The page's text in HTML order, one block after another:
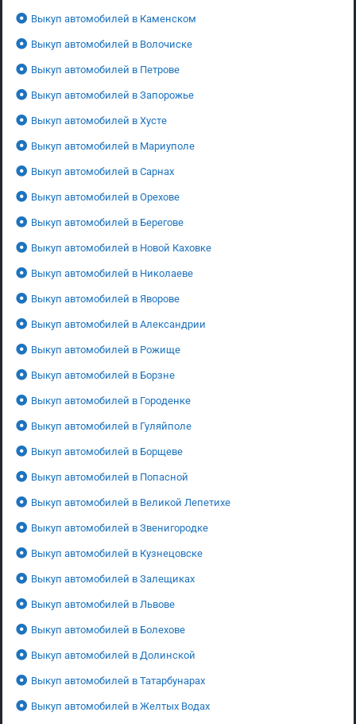
Выкуп автомобилей в Каменском
Выкуп автомобилей в Волочиске
Выкуп автомобилей в Петрове
Выкуп автомобилей в Запорожье
Выкуп автомобилей в Хусте
Выкуп автомобилей в Мариуполе
Выкуп автомобилей в Сарнах
Выкуп автомобилей в Орехове
Выкуп автомобилей в Берегове
Выкуп автомобилей в Новой Каховке
Выкуп автомобилей в Николаеве
Выкуп автомобилей в Яворове
Выкуп автомобилей в Александрии
Выкуп автомобилей в Рожище
Выкуп автомобилей в Борзне
Выкуп автомобилей в Городенке
Выкуп автомобилей в Гуляйполе
Выкуп автомобилей в Борщеве
Выкуп автомобилей в Попасной
Выкуп автомобилей в Великой Лепетихе
Выкуп автомобилей в Звенигородке
Выкуп автомобилей в Кузнецовске
Выкуп автомобилей в Залещиках
Выкуп автомобилей в Львове
Выкуп автомобилей в Болехове
Выкуп автомобилей в Долинской
Выкуп автомобилей в Татарбунарах
Выкуп автомобилей в Желтых Водах